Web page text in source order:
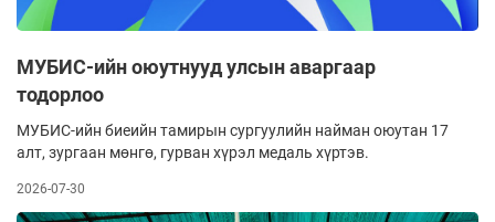
МУБИС-ийн оюутнууд улсын аваргаар
тодорлоо
МУБИС-ийн биеийн тамирын сургуулийн найман оюутан 17
алт, зургаан мөнгө, гурван хүрэл медаль хүртэв.
2026-07-30